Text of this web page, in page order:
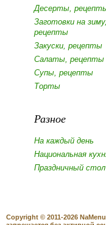
Десерты,
Заготовки на зиму,
рецепты
Закуски, рецепты
Салаты, рецепты
Супы, рецепты
Торты
Разное
На каждый день
Национальная
Праздничный стол
Copyright © 2011-2026